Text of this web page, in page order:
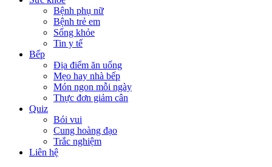
Bệnh phụ nữ
Bệnh trẻ em
Sống khỏe
Tin y tế
Bếp
Địa điểm ăn uống
Mẹo hay nhà bếp
Món ngon mỗi ngày
Thực đơn giảm cân
Quiz
Bói vui
Cung hoàng đạo
Trắc nghiệm
Liên hệ